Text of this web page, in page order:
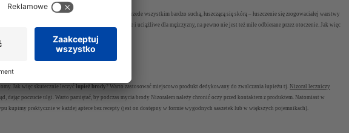
łupież na brodzie
manifestuje się przede wszystkim bardzo suchą, łuszczącą się skórą – łuszczenie się zrogowaciałej warstwy
– nieustanne drapanie się po zaroście jest irytujące i uciążliwe dla mężczyzny, na pewno nie jest też mile odbierane przez otoczenie. Jak więc
Jak więc skutecznie leczyć łupież brody? Warto zastosować miejscowo produkt dedykowany do zwalczania łupieżu tj. Nizoral leczniczy
poczucie ulgi. Warto pamiętać, by podczas mycia brody Nizoralem należy chronić oczy przed kontaktem z produktem. Natomiast w
kupimy praktycznie w każdej aptece bez recepty (jest on dostępny w formie wygodnych saszetek lub w większych pojemnikach).